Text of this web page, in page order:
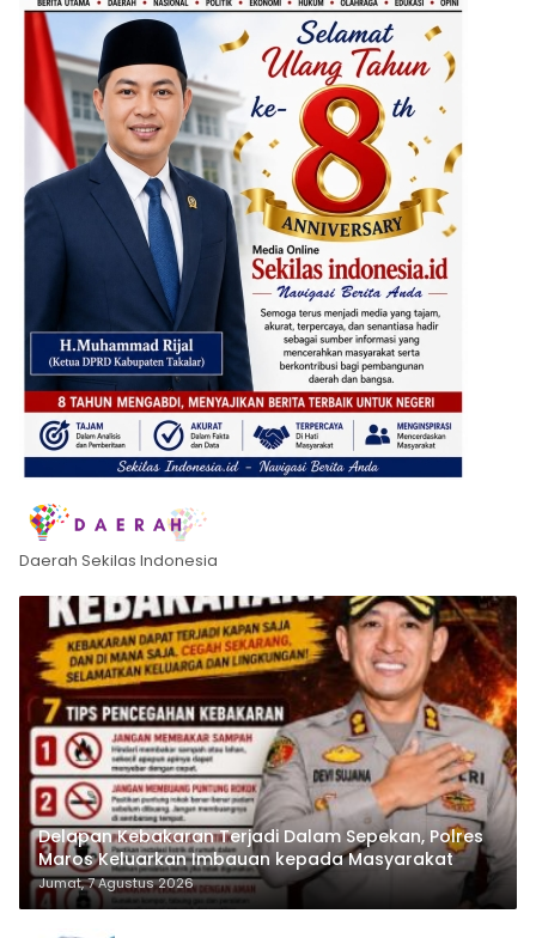
Daerah Sekilas Indonesia
Delapan Kebakaran Terjadi Dalam Sepekan, Polres
Maros Keluarkan Imbauan kepada Masyarakat
Jumat, 7 Agustus 2026